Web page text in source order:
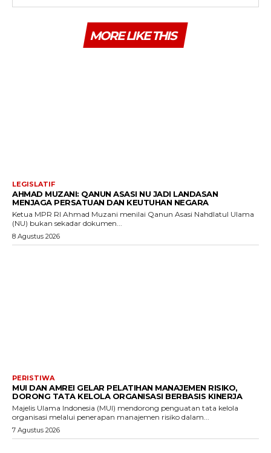
MORE LIKE THIS
LEGISLATIF
AHMAD MUZANI: QANUN ASASI NU JADI LANDASAN
MENJAGA PERSATUAN DAN KEUTUHAN NEGARA
Ketua MPR RI Ahmad Muzani menilai Qanun Asasi Nahdlatul Ulama
(NU) bukan sekadar dokumen...
8 Agustus 2026
PERISTIWA
MUI DAN AMREI GELAR PELATIHAN MANAJEMEN RISIKO,
DORONG TATA KELOLA ORGANISASI BERBASIS KINERJA
Majelis Ulama Indonesia (MUI) mendorong penguatan tata kelola
organisasi melalui penerapan manajemen risiko dalam...
7 Agustus 2026